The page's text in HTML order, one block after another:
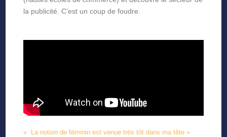
la publicité. C’est un coup de foudre.
« La notion de féminin est venue très tôt dans ma tête »